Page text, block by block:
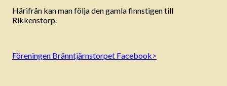
Härifrån kan man följa den gamla finnstigen till
Rikkenstorp.
Föreningen Bränntjärnstorpet Facebook>